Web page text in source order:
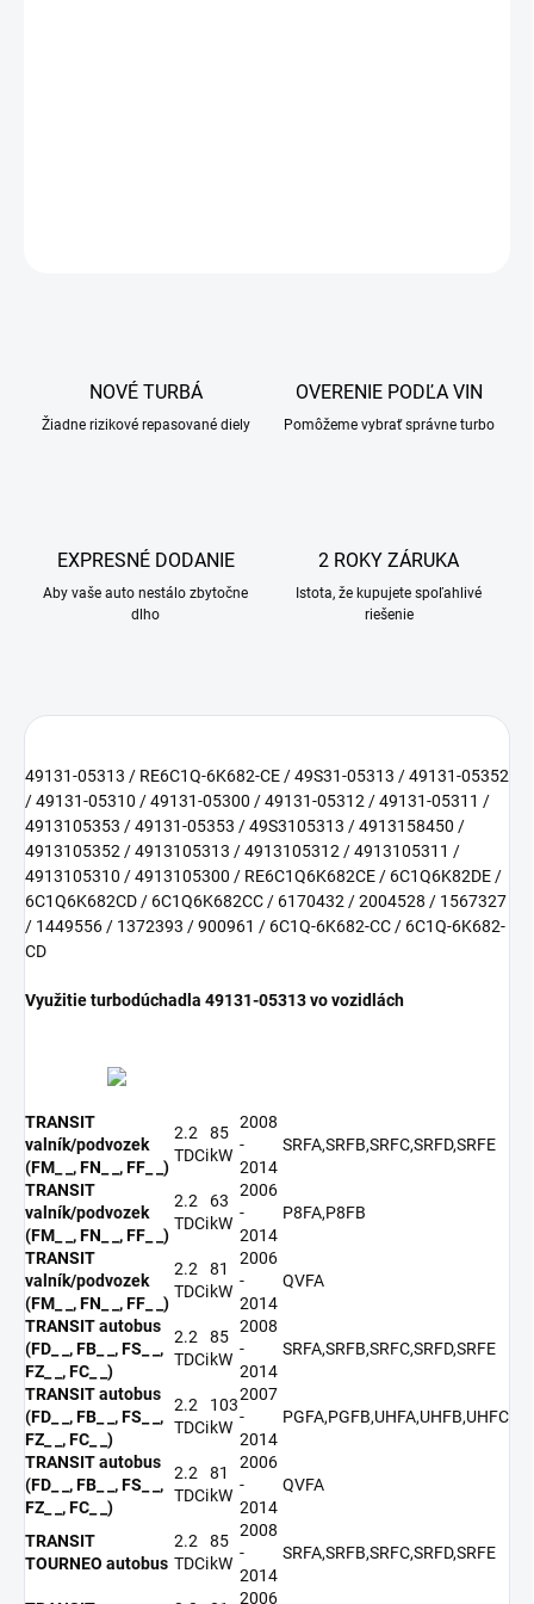
NOVÉ TURBÁ
Žiadne rizikové repasované diely
OVERENIE PODĽA VIN
Pomôžeme vybrať správne turbo
EXPRESNÉ DODANIE
Aby vaše auto nestálo zbytočne
dlho
2 ROKY ZÁRUKA
Istota, že kupujete spoľahlivé
riešenie
49131-05313 / RE6C1Q-6K682-CE / 49S31-05313 / 49131-05352
/ 49131-05310 / 49131-05300 / 49131-05312 / 49131-05311 /
4913105353 / 49131-05353 / 49S3105313 / 4913158450 /
4913105352 / 4913105313 / 4913105312 / 4913105311 /
4913105310 / 4913105300 / RE6C1Q6K682CE / 6C1Q6K82DE /
6C1Q6K682CD / 6C1Q6K682CC / 6170432 / 2004528 / 1567327
/ 1449556 / 1372393 / 900961 / 6C1Q-6K682-CC / 6C1Q-6K682-
CD
Využitie turbodúchadla 49131-05313 vo vozidlách
TRANSIT
valník/podvozek
(FM_ _, FN_ _, FF_ _)
2.2
TDCi
85
kW
2008
-
2014
SRFA,SRFB,SRFC,SRFD,SRFE
TRANSIT
valník/podvozek
(FM_ _, FN_ _, FF_ _)
2.2
TDCi
63
kW
2006
-
2014
P8FA,P8FB
TRANSIT
valník/podvozek
(FM_ _, FN_ _, FF_ _)
2.2
TDCi
81
kW
2006
-
2014
QVFA
TRANSIT autobus
(FD_ _, FB_ _, FS_ _,
FZ_ _, FC_ _)
2.2
TDCi
85
kW
2008
-
2014
SRFA,SRFB,SRFC,SRFD,SRFE
TRANSIT autobus
(FD_ _, FB_ _, FS_ _,
FZ_ _, FC_ _)
2.2
TDCi
103
kW
2007
-
2014
PGFA,PGFB,UHFA,UHFB,UHFC
TRANSIT autobus
(FD_ _, FB_ _, FS_ _,
FZ_ _, FC_ _)
2.2
TDCi
81
kW
2006
-
2014
QVFA
TRANSIT
TOURNEO autobus
2.2
TDCi
85
kW
2008
-
2014
SRFA,SRFB,SRFC,SRFD,SRFE
2006